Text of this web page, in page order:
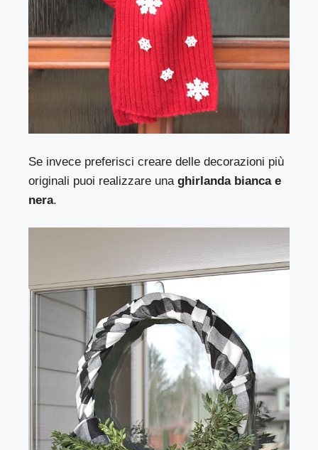
Se invece preferisci creare delle decorazioni più
originali puoi realizzare una ghirlanda bianca e
nera.